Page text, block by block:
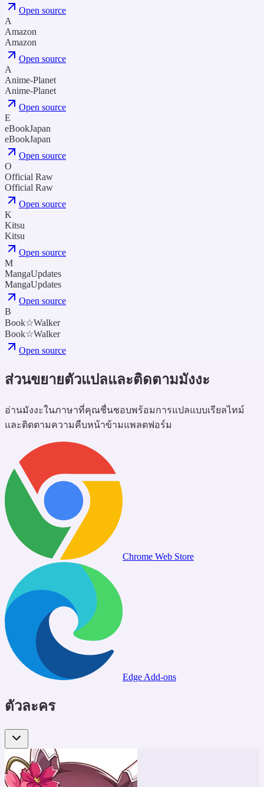
Open source
A
Amazon
Amazon
Open source
A
Anime-Planet
Anime-Planet
Open source
E
eBookJapan
eBookJapan
Open source
O
Official Raw
Official Raw
Open source
K
Kitsu
Kitsu
Open source
M
MangaUpdates
MangaUpdates
Open source
B
Book☆Walker
Book☆Walker
Open source
ส่วนขยายตัวแปลและติดตามมังงะ
อ่านมังงะในภาษาที่คุณชื่นชอบพร้อมการแปลแบบเรียลไทม์
และติดตามความคืบหน้าข้ามแพลตฟอร์ม
Chrome Web Store
Edge Add-ons
ตัวละคร